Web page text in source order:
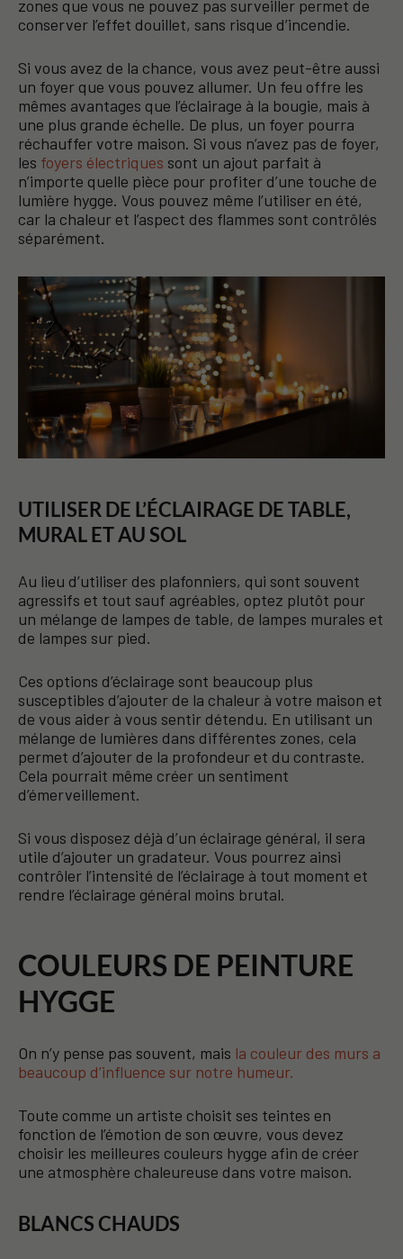
zones que vous ne pouvez pas surveiller permet de
conserver l’effet douillet, sans risque d’incendie.
Si vous avez de la chance, vous avez peut-être aussi
un foyer que vous pouvez allumer. Un feu offre les
mêmes avantages que l’éclairage à la bougie, mais à
une plus grande échelle. De plus, un foyer pourra
réchauffer votre maison. Si vous n’avez pas de foyer,
les foyers électriques sont un ajout parfait à
n’importe quelle pièce pour profiter d’une touche de
lumière hygge. Vous pouvez même l’utiliser en été,
car la chaleur et l’aspect des flammes sont contrôlés
séparément.
UTILISER DE L’ÉCLAIRAGE DE TABLE,
MURAL ET AU SOL
Au lieu d’utiliser des plafonniers, qui sont souvent
agressifs et tout sauf agréables, optez plutôt pour
un mélange de lampes de table, de lampes murales et
de lampes sur pied.
Ces options d’éclairage sont beaucoup plus
susceptibles d’ajouter de la chaleur à votre maison et
de vous aider à vous sentir détendu. En utilisant un
mélange de lumières dans différentes zones, cela
permet d’ajouter de la profondeur et du contraste.
Cela pourrait même créer un sentiment
d’émerveillement.
Si vous disposez déjà d’un éclairage général, il sera
utile d’ajouter un gradateur. Vous pourrez ainsi
contrôler l’intensité de l’éclairage à tout moment et
rendre l’éclairage général moins brutal.
COULEURS DE PEINTURE
HYGGE
On n’y pense pas souvent, mais la couleur des murs a
beaucoup d’influence sur notre humeur.
Toute comme un artiste choisit ses teintes en
fonction de l’émotion de son œuvre, vous devez
choisir les meilleures couleurs hygge afin de créer
une atmosphère chaleureuse dans votre maison.
BLANCS CHAUDS